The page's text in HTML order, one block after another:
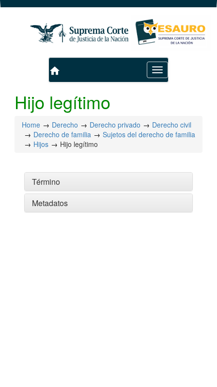
Toggle
navigation
home
Hijo legítimo
Home Derecho Derecho privado
Derecho civil
Derecho de familia
Sujetos del derecho de familia
Hijos
Hijo legítimo
Término
Metadatos